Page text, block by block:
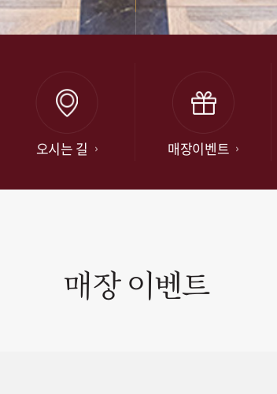
오시는 길 매장이벤트
매장 이벤트